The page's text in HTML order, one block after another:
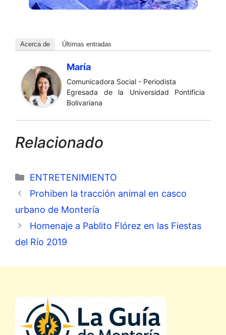
Acerca de Últimas entradas
María
Comunicadora Social - Periodista
Egresada de la Universidad Pontificia
Bolivariana
Relacionado
Categorías
ENTRETENIMIENTO
Prohiben la tracción animal en casco
urbano de Montería
Homenaje a Pablito Flórez en las Fiestas
del Río 2019